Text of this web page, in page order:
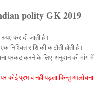
polity GK 2019
कर दी जाती है।
निश्चित राशि की कटौती होती है।
प्रकट करने के लिए अनुदान की मांग में
कोई प्रभाव नहीं पड़ता किन्तु आलोचना